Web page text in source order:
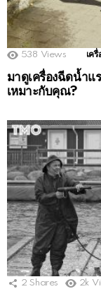
538 Views เค
มาดูเครื่องฉีดน้ำ
เหมาะกับคุณ?
2 Shares 2k